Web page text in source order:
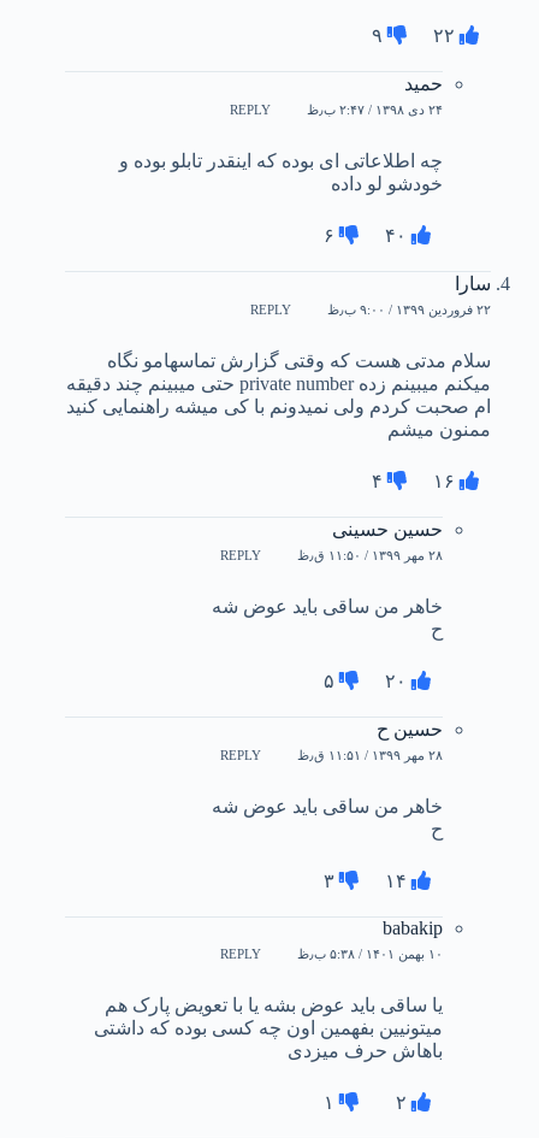
۲۲ ۹
حمید
۲۴ دی ۱۳۹۸ / ۲:۴۷ ب٫ظ REPLY
چه اطلاعاتی ای بوده که اینقدر تابلو بوده و
خودشو لو داده
۴۰ ۶
سارا
۲۲ فروردین ۱۳۹۹ / ۹:۰۰ ب٫ظ REPLY
سلام مدتی هست که وقتی گزارش تماسهامو نگاه
میکنم میبینم زده private number حتی میبینم چند دقیقه
ام صحبت کردم ولی نمیدونم با کی میشه راهنمایی کنید
ممنون میشم
۱۶ ۴
حسین حسینی
۲۸ مهر ۱۳۹۹ / ۱۱:۵۰ ق٫ظ REPLY
خاهر من ساقی باید عوض شه
ح
۲۰ ۵
حسین ح
۲۸ مهر ۱۳۹۹ / ۱۱:۵۱ ق٫ظ REPLY
خاهر من ساقی باید عوض شه
ح
۱۴ ۳
babakip
۱۰ بهمن ۱۴۰۱ / ۵:۳۸ ب٫ظ REPLY
یا ساقی باید عوض بشه یا با تعویض پارک هم
میتونیین بفهمین اون چه کسی بوده که داشتی
باهاش حرف میزدی
۲ ۱